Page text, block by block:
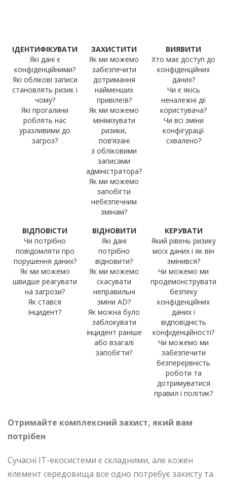
ІДЕНТИФІКУВАТИ
Які дані є
конфіденційними?
Які облікові записи
становлять ризик і
чому?
Які прогалини
роблять нас
уразливими до
загроз?
ЗАХИСТИТИ
Як ми можемо
забезпечити
дотримання
найменших
привілеїв?
Як ми можемо
мінімізувати
ризики,
пов’язані
з обліковими
записами
адміністратора?
Як ми можемо
запобігти
небезпечним
змінам?
ВИЯВИТИ
Хто має доступ до
конфіденційних
даних?
Чи є якісь
неналежні дії
користувача?
Чи всі зміни
конфігурації
схвалено?
ВІДПОВІСТИ
Чи потрібно
повідомляти про
порушення даних?
Як ми можемо
швидше реагувати
на загрози?
Як стався
інцидент?
ВІДНОВИТИ
Які дані
потрібно
відновити?
Як ми можемо
скасувати
неправильні
зміни AD?
Як можна було
заблокувати
інцидент раніше
або взагалі
запобігти?
КЕРУВАТИ
Який рівень ризику
моїх даних і як він
змінився?
Чи можемо ми
продемонструвати
безпеку
конфіденційних
даних і
відповідність
конфіденційності?
Чи можемо ми
забезпечити
безперервність
роботи та
дотримуватися
правил і політик?
Отримайте комплексний захист, який вам
потрібен
Сучасні ІТ-екосистеми є складними, але кожен
елемент середовища все одно потребує захисту та